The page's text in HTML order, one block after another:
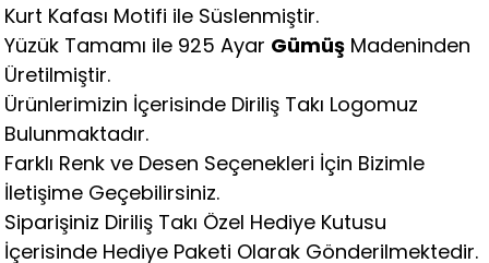
Kurt Kafası Motifi ile Süslenmiştir.
Yüzük Tamamı ile 925 Ayar Gümüş Madeninden
Üretilmiştir.
Ürünlerimizin İçerisinde Diriliş Takı Logomuz
Bulunmaktadır.
Farklı Renk ve Desen Seçenekleri İçin Bizimle
İletişime Geçebilirsiniz.
Siparişiniz Diriliş Takı Özel Hediye Kutusu
İçerisinde Hediye Paketi Olarak Gönderilmektedir.